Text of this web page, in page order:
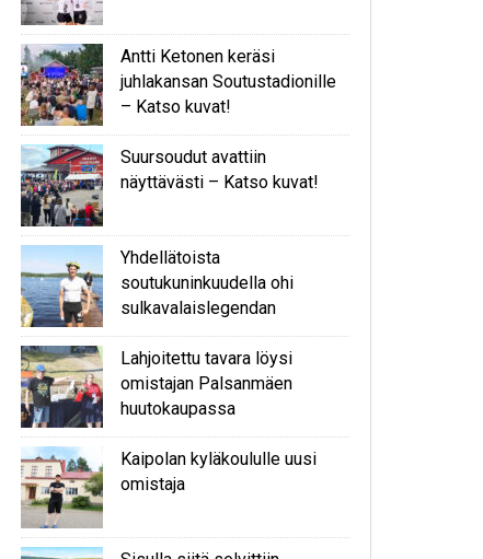
Antti Ketonen keräsi
juhlakansan Soutustadionille
– Katso kuvat!
Suursoudut avattiin
näyttävästi – Katso kuvat!
Yhdellätoista
soutukuninkuudella ohi
sulkavalaislegendan
Lahjoitettu tavara löysi
omistajan Palsanmäen
huutokaupassa
Kaipolan kyläkoululle uusi
omistaja